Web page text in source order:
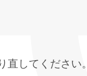
してください。